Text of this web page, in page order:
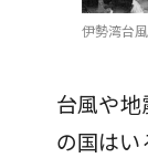
伊勢湾台
台風や
の国は